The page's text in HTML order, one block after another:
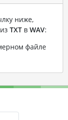
ниже,
TXTв WAV:
файле